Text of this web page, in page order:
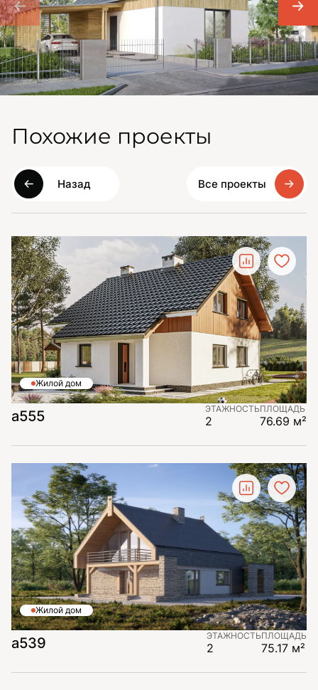
Похожие проекты
Назад Все проекты
Жилой дом
а555 ЭТАЖНОСТЬ
2
ПЛОЩАДЬ
76.69 м²
Жилой дом
а539 ЭТАЖНОСТЬ
2
ПЛОЩАДЬ
75.17 м²